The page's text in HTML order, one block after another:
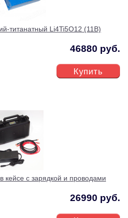
титанатный Li4Ti5O12 (11В)
46880 руб.
Купить
кейсе с зарядкой и проводами
26990 руб.